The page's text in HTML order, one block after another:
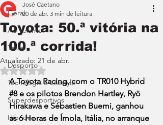
Geral
Ao Volante
Teste
Desporto
Tecnologia e Lifestyle
Superdesportivos
Híbridos
Toyota: 50.ª vitória na
100.ª corrida!
José Caetano
20 de abr. 3 min de leitura
Atualizado: 21 de abr.
Avaliado com NaN de 5 estrelas.
A Toyota Racing, com o TR010 Hybrid
#8 e os pilotos Brendon Hartley, Ryö
Hirakawa e Sébastien Buemi, ganhou
as 6 Horas de Ímola, Itália, no arranque